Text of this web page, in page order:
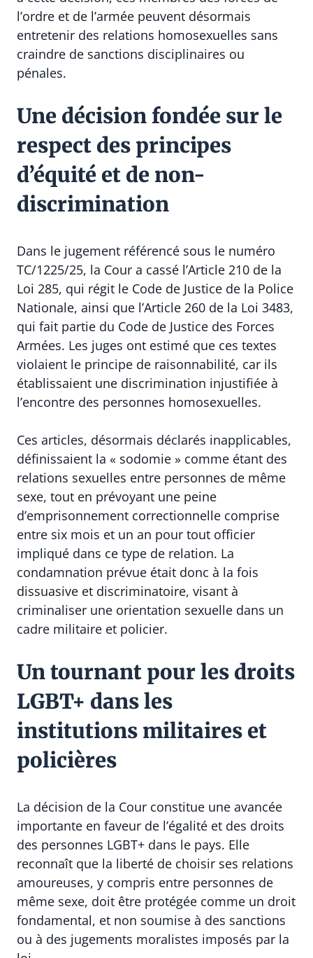
l’ordre et de l’armée peuvent désormais
entretenir des relations homosexuelles sans
craindre de sanctions disciplinaires ou
pénales.
Une décision fondée sur le
respect des principes
d’équité et de non-
discrimination
Dans le jugement référencé sous le numéro
TC/1225/25, la Cour a cassé l’Article 210 de la
Loi 285, qui régit le Code de Justice de la Police
Nationale, ainsi que l’Article 260 de la Loi 3483,
qui fait partie du Code de Justice des Forces
Armées. Les juges ont estimé que ces textes
violaient le principe de raisonnabilité, car ils
établissaient une discrimination injustifiée à
l’encontre des personnes homosexuelles.
Ces articles, désormais déclarés inapplicables,
définissaient la « sodomie » comme étant des
relations sexuelles entre personnes de même
sexe, tout en prévoyant une peine
d’emprisonnement correctionnelle comprise
entre six mois et un an pour tout officier
impliqué dans ce type de relation. La
condamnation prévue était donc à la fois
dissuasive et discriminatoire, visant à
criminaliser une orientation sexuelle dans un
cadre militaire et policier.
Un tournant pour les droits
LGBT+ dans les
institutions militaires et
policières
La décision de la Cour constitue une avancée
importante en faveur de l’égalité et des droits
des personnes LGBT+ dans le pays. Elle
reconnaît que la liberté de choisir ses relations
amoureuses, y compris entre personnes de
même sexe, doit être protégée comme un droit
fondamental, et non soumise à des sanctions
ou à des jugements moralistes imposés par la